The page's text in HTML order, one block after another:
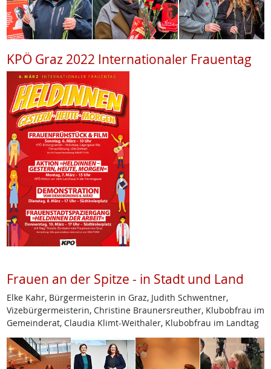
KPÖ Graz 2022 Internationaler Frauentag
Frauen an der Spitze - in Stadt und Land
Elke Kahr, Bürgermeisterin in Graz, Judith Schwentner,
Vizebürgermeisterin, Christine Braunersreuther, Klubobfrau im
Gemeinderat, Claudia Klimt-Weithaler, Klubobfrau im Landtag